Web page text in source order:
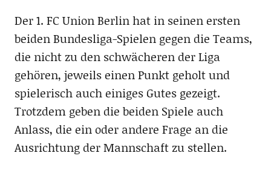
Der 1. FC Union Berlin hat in seinen ersten
beiden Bundesliga-Spielen gegen die Teams,
die nicht zu den schwächeren der Liga
gehören, jeweils einen Punkt geholt und
spielerisch auch einiges Gutes gezeigt.
Trotzdem geben die beiden Spiele auch
Anlass, die ein oder andere Frage an die
Ausrichtung der Mannschaft zu stellen.